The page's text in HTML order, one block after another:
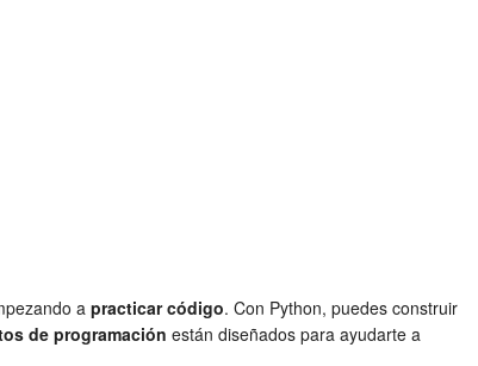
a practicar código. Con Python, puedes construir
de programación están diseñados para ayudarte a